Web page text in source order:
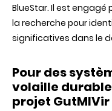
BlueStar. Il est
la recherche pour
significatives dans le
Pour des
volaille
projet GutMIVir